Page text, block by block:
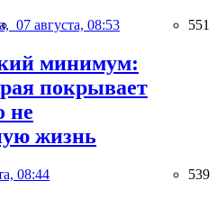
07 августа, 08:53 551
минимум:
покрывает
не
жизнь
08:44 539